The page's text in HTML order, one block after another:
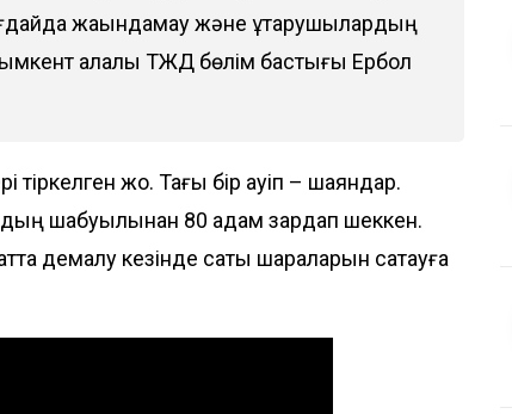
жақындамау және құтқарушылардың
қалалық ТЖД бөлім бастығы Ербол
тіркелген жоқ. Тағы бір қауіп – шаяндар.
шабуылынан 80 адам зардап шеккен.
демалу кезінде сақтық шараларын сақтауға